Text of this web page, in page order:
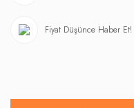
Fiyat Düşünce Haber Et!